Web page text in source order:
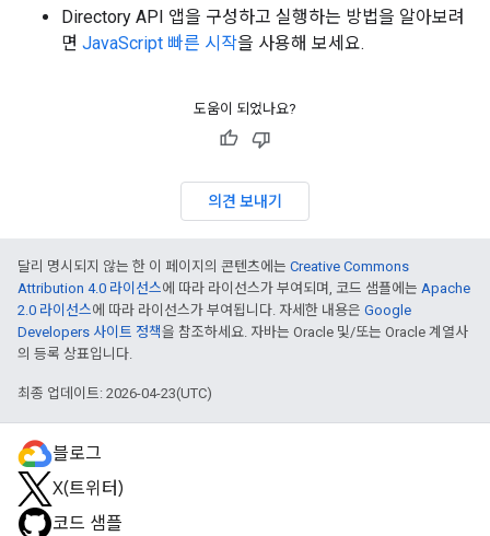
Directory API 앱을 구성하고 실행하는 방법을 알아보려
면 JavaScript 빠른 시작을 사용해 보세요.
도움이 되었나요?
의견 보내기
달리 명시되지 않는 한 이 페이지의 콘텐츠에는 Creative Commons
Attribution 4.0 라이선스에 따라 라이선스가 부여되며, 코드 샘플에는 Apache
2.0 라이선스에 따라 라이선스가 부여됩니다. 자세한 내용은 Google
Developers 사이트 정책을 참조하세요. 자바는 Oracle 및/또는 Oracle 계열사
의 등록 상표입니다.
최종 업데이트: 2026-04-23(UTC)
블로그
X(트위터)
코드 샘플